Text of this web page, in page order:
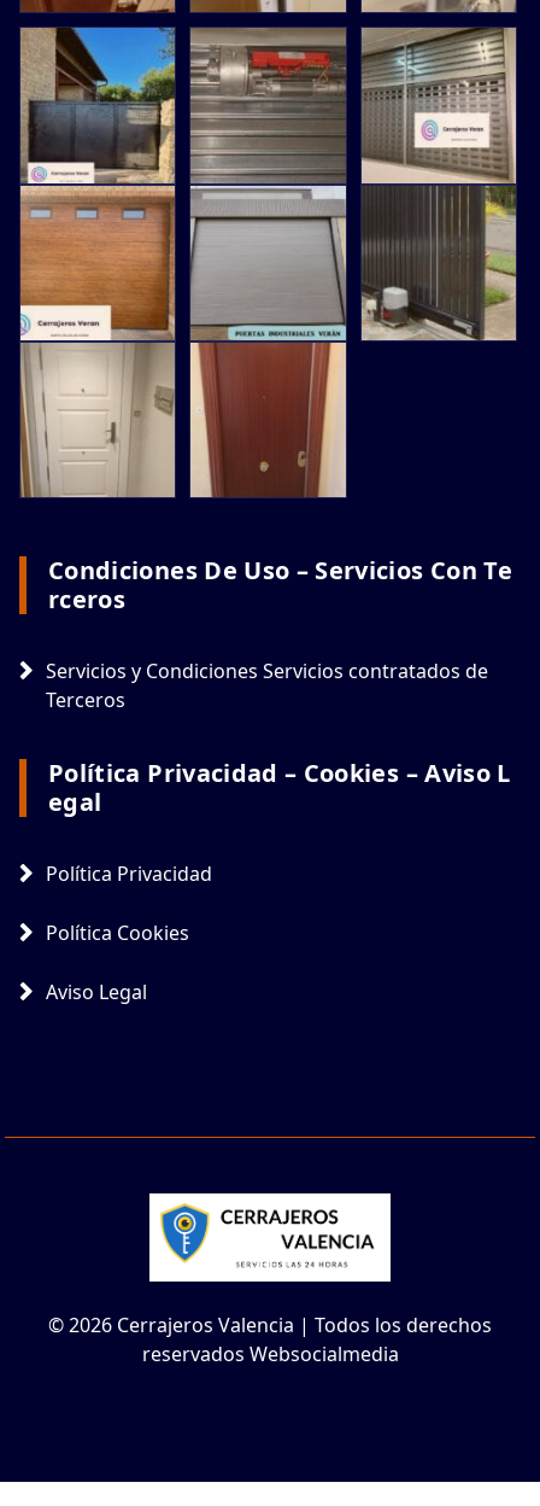
Condiciones De Uso – Servicios Con Te
Rceros
Servicios y Condiciones Servicios contratados de
Terceros
Política Privacidad – Cookies – Aviso L
Egal
Política Privacidad
Política Cookies
Aviso Legal
© 2026 Cerrajeros Valencia | Todos los derechos
reservados Websocialmedia